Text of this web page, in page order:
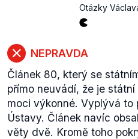
Otázky
NEPRAVDA
Článek 80, který se
přímo neuvádí, že je
moci výkonné. Vyplývá to
Ústavy. Článek navíc
věty dvě. Kromě toho